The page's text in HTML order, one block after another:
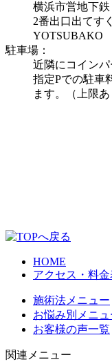
横浜市営地下
2番出口出てす
YOTSUBAKO
駐車場：
近隣にコイン
指定Pでの駐車
ます。（上限あ
HOME
アクセス・料金
施術法メニュー
お悩み別メニュ
お客様の声一覧
関連メニュー